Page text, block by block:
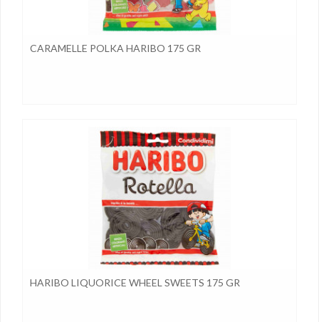
CARAMELLE POLKA HARIBO 175 GR
HARIBO LIQUORICE WHEEL SWEETS 175 GR